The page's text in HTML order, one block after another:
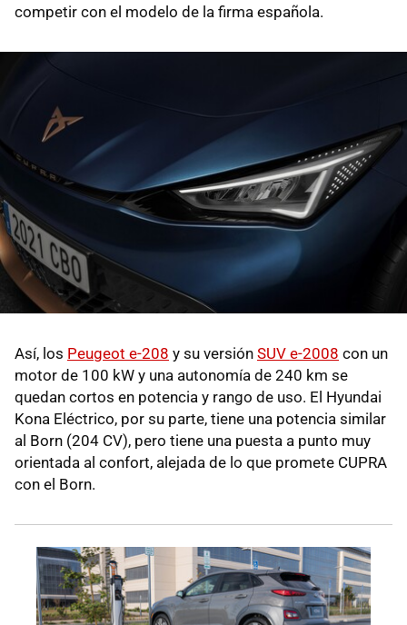
competir con el modelo de la firma española.
Así, los Peugeot e-208 y su versión SUV e-2008 con un
motor de 100 kW y una autonomía de 240 km se
quedan cortos en potencia y rango de uso. El Hyundai
Kona Eléctrico, por su parte, tiene una potencia similar
al Born (204 CV), pero tiene una puesta a punto muy
orientada al confort, alejada de lo que promete CUPRA
con el Born.